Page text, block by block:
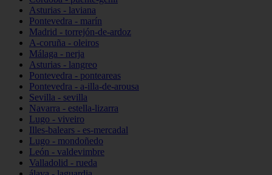
Asturias - laviana
Pontevedra - marín
Madrid - torrejón-de-ardoz
A-coruña - oleiros
Málaga - nerja
Asturias - langreo
Pontevedra - ponteareas
Pontevedra - a-illa-de-arousa
Sevilla - sevilla
Navarra - estella-lizarra
Lugo - viveiro
Illes-balears - es-mercadal
Lugo - mondoñedo
León - valdevimbre
Valladolid - rueda